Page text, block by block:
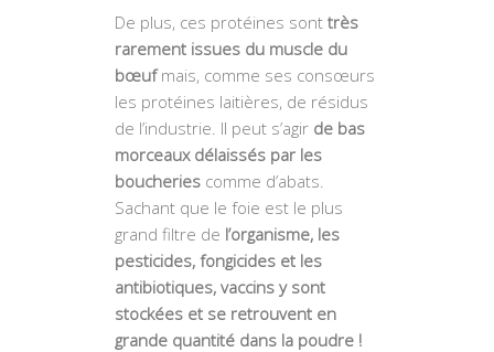
De plus, ces protéines sont très
rarement issues du muscle du
bœufmais, comme ses consœurs
les protéines laitières, de résidus
de l’industrie. Il peut s’agir de bas
morceaux délaissés par les
boucheries comme d’abats.
Sachant que le foie est le plus
grand filtre de l’organisme, les
pesticides, fongicides et les
antibiotiques, vaccins y sont
stockées et se retrouvent en
grande quantité dans la poudre !